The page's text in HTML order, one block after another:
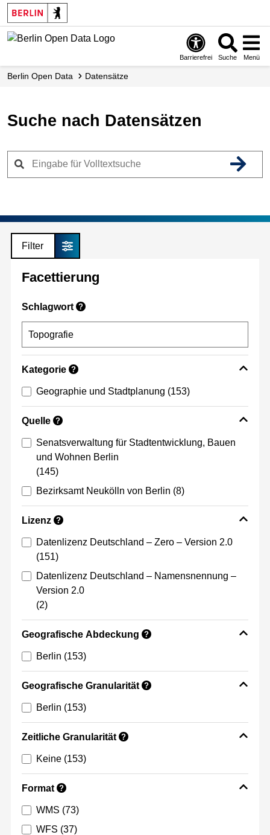
Skip
to
main
Barrierefrei Suche Menü
Berlin Open Data Datensätze
Suche nach Datensätzen
Filter
Facettierung
Schlagwort ?
Kategorie ?
Geographie und Stadtplanung (153)
Quelle ?
Senatsverwaltung für Stadtentwicklung, Bauen
und Wohnen Berlin
(145)
Bezirksamt Neukölln von Berlin (8)
Lizenz ?
Datenlizenz Deutschland – Zero – Version 2.0
(151)
Datenlizenz Deutschland – Namensnennung –
Version 2.0
(2)
Geografische Abdeckung ?
Berlin (153)
Geografische Granularität ?
Berlin (153)
Zeitliche Granularität ?
Keine (153)
Format ?
WMS (73)
WFS (37)